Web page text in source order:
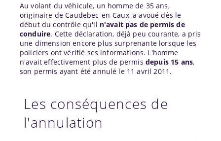
Au volant du véhicule, un homme de 35 ans,
originaire de Caudebec-en-Caux, a avoué dès le
début du contrôle qu'il n'avait pas de permis de
conduire. Cette déclaration, déjà peu courante, a pris
une dimension encore plus surprenante lorsque les
policiers ont vérifié ses informations. L'homme
n'avait effectivement plus de permis depuis 15 ans,
son permis ayant été annulé le 11 avril 2011.
Les conséquences de
l'annulation